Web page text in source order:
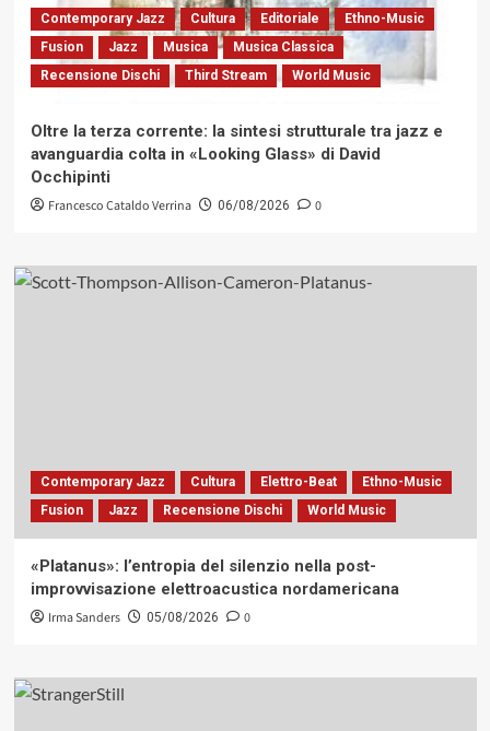
Contemporary Jazz Cultura Editoriale
Ethno-Music
Fusion
Jazz Musica
Musica Classica
Recensione Dischi
Third Stream World Music
Oltre la terza corrente: la sintesi strutturale tra jazz e
avanguardia colta in «Looking Glass» di David
Occhipinti
Francesco Cataldo Verrina 06/08/2026 0
Contemporary Jazz Cultura Elettro-Beat
Ethno-Music
Fusion
Jazz Recensione Dischi World Music
«Platanus»: l’entropia del silenzio nella post-
improvvisazione elettroacustica nordamericana
Irma Sanders 05/08/2026 0